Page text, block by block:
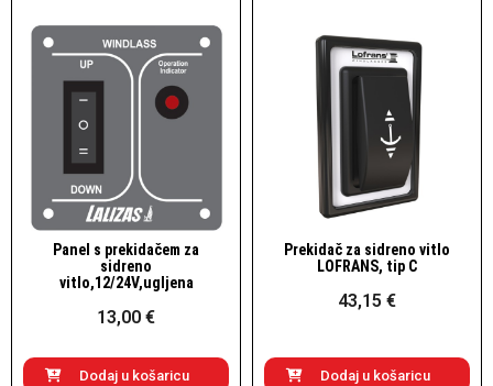
Brzi pogled
Panel s prekidačem za
sidreno
vitlo,12/24V,ugljena
13,00 €
Dodaj u košaricu
Brzi pogled
Prekidač za sidreno vitlo
LOFRANS, tip C
43,15 €
Dodaj u košaricu